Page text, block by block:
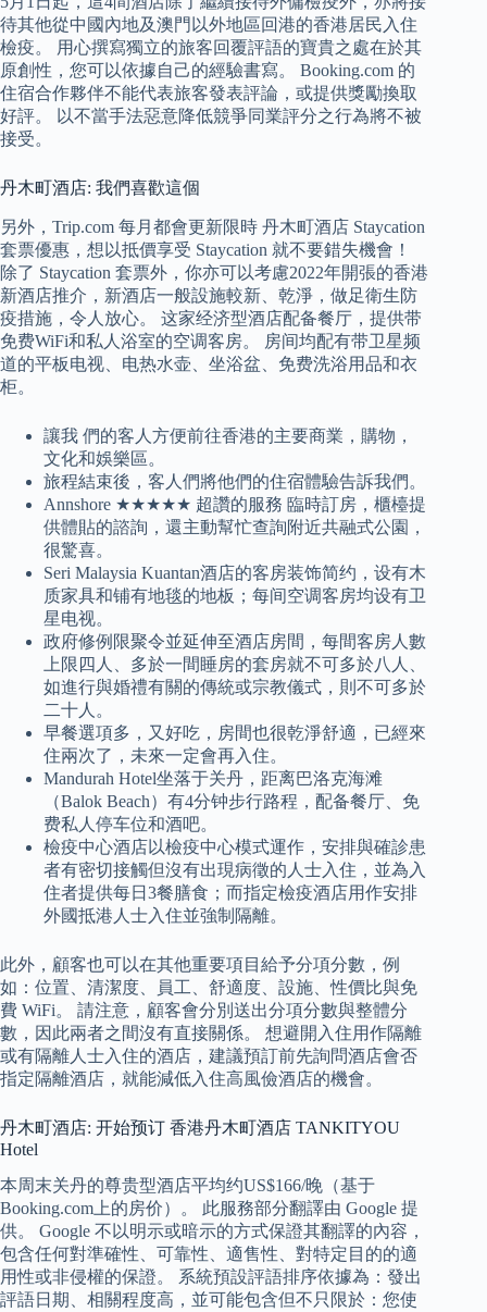
待其他從中國內地及澳門以外地區回港的香港居民入住
檢疫。 用心撰寫獨立的旅客回覆評語的寶貴之處在於其
原創性，您可以依據自己的經驗書寫。 Booking.com 的
住宿合作夥伴不能代表旅客發表評論，或提供獎勵換取
好評。 以不當手法惡意降低競爭同業評分之行為將不被
接受。
丹木町酒店: 我們喜歡這個
另外，Trip.com 每月都會更新限時 丹木町酒店 Staycation
套票優惠，想以抵價享受 Staycation 就不要錯失機會！
除了 Staycation 套票外，你亦可以考慮2022年開張的香港
新酒店推介，新酒店一般設施較新、乾淨，做足衛生防
疫措施，令人放心。 这家经济型酒店配备餐厅，提供带
免费WiFi和私人浴室的空调客房。 房间均配有带卫星频
道的平板电视、电热水壶、坐浴盆、免费洗浴用品和衣
柜。
讓我 們的客人方便前往香港的主要商業，購物，
文化和娛樂區。
旅程結束後，客人們將他們的住宿體驗告訴我們。
Annshore ★★★★★ 超讚的服務 臨時訂房，櫃檯提
供體貼的諮詢，還主動幫忙查詢附近共融式公園，
很驚喜。
Seri Malaysia Kuantan酒店的客房装饰简约，设有木
质家具和铺有地毯的地板；每间空调客房均设有卫
星电视。
政府修例限聚令並延伸至酒店房間，每間客房人數
上限四人、多於一間睡房的套房就不可多於八人、
如進行與婚禮有關的傳統或宗教儀式，則不可多於
二十人。
早餐選項多，又好吃，房間也很乾淨舒適，已經來
住兩次了，未來一定會再入住。
Mandurah Hotel坐落于关丹，距离巴洛克海滩
（Balok Beach）有4分钟步行路程，配备餐厅、免
费私人停车位和酒吧。
檢疫中心酒店以檢疫中心模式運作，安排與確診患
者有密切接觸但沒有出現病徵的人士入住，並為入
住者提供每日3餐膳食；而指定檢疫酒店用作安排
外國抵港人士入住並強制隔離。
此外，顧客也可以在其他重要項目給予分項分數，例
如：位置、清潔度、員工、舒適度、設施、性價比與免
費 WiFi。 請注意，顧客會分別送出分項分數與整體分
數，因此兩者之間沒有直接關係。 想避開入住用作隔離
或有隔離人士入住的酒店，建議預訂前先詢問酒店會否
指定隔離酒店，就能減低入住高風儉酒店的機會。
丹木町酒店: 开始预订 香港丹木町酒店 TANKITYOU
Hotel
本周末关丹的尊贵型酒店平均约US$166/晚（基于
Booking.com上的房价）。 此服務部分翻譯由 Google 提
供。 Google 不以明示或暗示的方式保證其翻譯的內容，
包含任何對準確性、可靠性、適售性、對特定目的的適
用性或非侵權的保證。 系統預設評語排序依據為：發出
評語日期、相關程度高，並可能包含但不只限於：您使